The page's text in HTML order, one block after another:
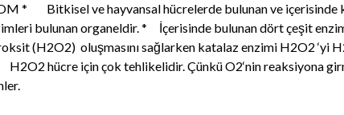
* Bitkisel ve hayvansal hücrelerde bulunan ve içerisinde
bulunan organeldir. * İçerisinde bulunan dört çeşit
(H2O2) oluşmasını sağlarken katalaz enzimi H2O2 ‘yi
hücre için çok tehlikelidir. Çünkü O2‘nin reaksiyona